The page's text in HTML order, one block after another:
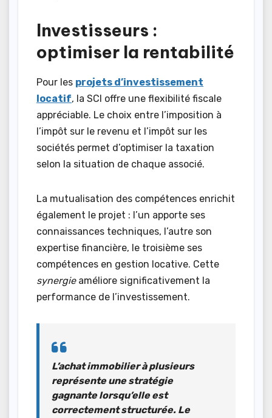
Investisseurs :
optimiser la rentabilité
Pour les projets d’investissement
locatif, la SCI offre une flexibilité fiscale
appréciable. Le choix entre l’imposition à
l’impôt sur le revenu et l’impôt sur les
sociétés permet d’optimiser la taxation
selon la situation de chaque associé.
La mutualisation des compétences enrichit
également le projet : l’un apporte ses
connaissances techniques, l’autre son
expertise financière, le troisième ses
compétences en gestion locative. Cette
synergieaméliore significativement la
performance de l’investissement.
L’achat immobilier à plusieurs
représente unestratégie
gagnantelorsqu’elle est
correctement structurée. Le